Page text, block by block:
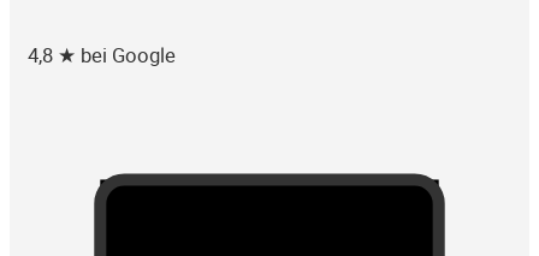
4,8 ★ bei Google